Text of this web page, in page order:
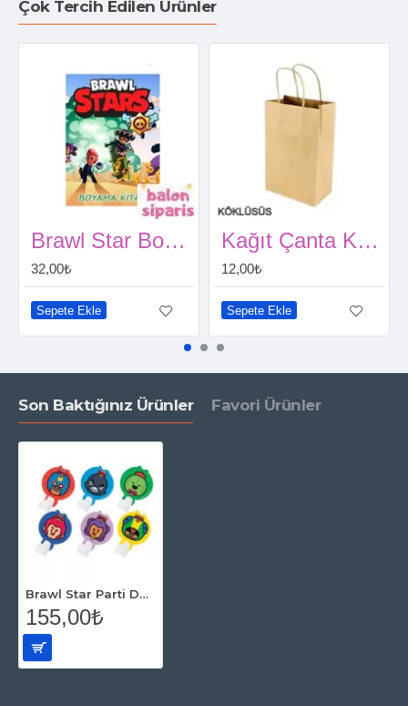
Çok Tercih Edilen Ürünler
Brawl Star Boyama Kitabı 16 Sayfa
32,00₺
Sepete Ekle
Kağıt Çanta Kraft Büküm Saplı 18x23 cm
12,00₺
Sepete Ekle
Son Baktığınız Ürünler Favori Ürünler
Brawl Star Parti Düdük 6 Adet (Kaynana Dili
155,00₺